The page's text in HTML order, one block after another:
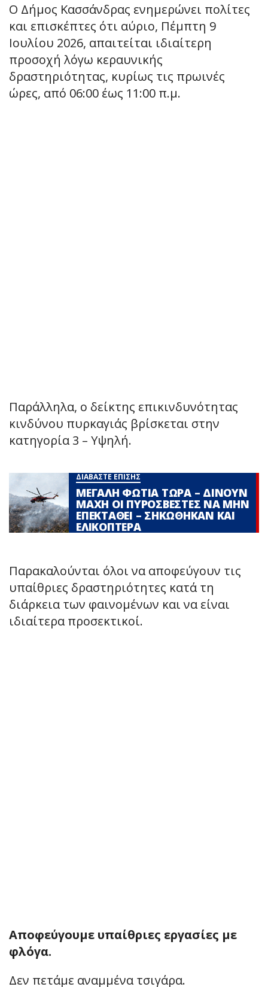
Ο Δήμος Κασσάνδρας ενημερώνει πολίτες
και επισκέπτες ότι αύριο, Πέμπτη 9
Ιουλίου 2026, απαιτείται ιδιαίτερη
προσοχή λόγω κεραυνικής
δραστηριότητας, κυρίως τις πρωινές
ώρες, από 06:00 έως 11:00 π.μ.
Παράλληλα, ο δείκτης επικινδυνότητας
κινδύνου πυρκαγιάς βρίσκεται στην
κατηγορία 3 – Υψηλή.
ΔΙΑΒΑΣΤΕ ΕΠΙΣΗΣ
ΜΕΓΑΛΗ ΦΩΤΙΑ ΤΩΡΑ – ΔΙΝΟΥΝ
ΜΑΧΗ ΟΙ ΠΥΡΟΣΒΕΣΤΕΣ ΝΑ ΜΗΝ
ΕΠΕΚΤΑΘΕΙ – ΣΗΚΩΘΗΚΑΝ ΚΑΙ
ΕΛΙΚΟΠΤΕΡΑ
Παρακαλούνται όλοι να αποφεύγουν τις
υπαίθριες δραστηριότητες κατά τη
διάρκεια των φαινομένων και να είναι
ιδιαίτερα προσεκτικοί.
Αποφεύγουμε υπαίθριες εργασίες με
φλόγα.
Δεν πετάμε αναμμένα τσιγάρα.